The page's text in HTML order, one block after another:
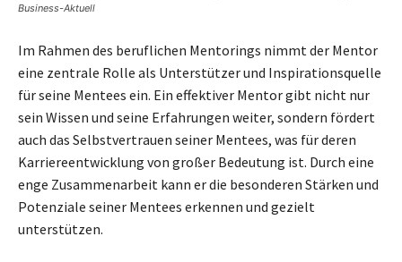
Business-Aktuell
Im Rahmen des beruflichen Mentorings nimmt der Mentor
eine zentrale Rolle als Unterstützer und Inspirationsquelle
für seine Mentees ein. Ein effektiver Mentor gibt nicht nur
sein Wissen und seine Erfahrungen weiter, sondern fördert
auch das Selbstvertrauen seiner Mentees, was für deren
Karriereentwicklung von großer Bedeutung ist. Durch eine
enge Zusammenarbeit kann er die besonderen Stärken und
Potenziale seiner Mentees erkennen und gezielt
unterstützen.